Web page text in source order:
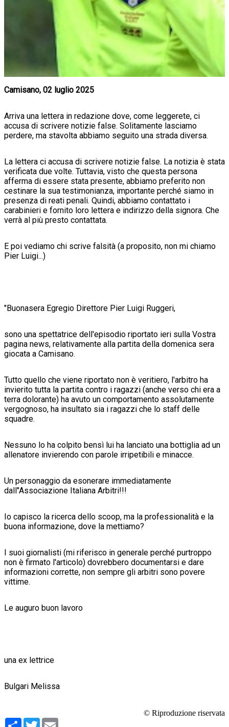
Camisano, 02 luglio 2025
Arriva una lettera in redazione dove, come leggerete, ci
accusa di scrivere notizie false. Solitamente lasciamo
perdere, ma stavolta abbiamo seguito una strada diversa.
La lettera ci accusa di scrivere notizie false. La notizia è stata
verificata due volte. Tuttavia, visto che questa persona
afferma di essere stata presente, abbiamo preferito non
cestinare la sua testimonianza, importante perché siamo in
presenza di reati penali. Quindi, abbiamo contattato i
carabinieri e fornito loro lettera e indirizzo della signora. Che
verrà al più presto contattata.
E poi vediamo chi scrive falsità (a proposito, non mi chiamo
Pier Luigi...)
"Buonasera Egregio Direttore Pier Luigi Ruggeri,
sono una spettatrice dell'episodio riportato ieri sulla Vostra
pagina news, relativamente alla partita della domenica sera
giocata a Camisano.
Tutto quello che viene riportato non è veritiero, l'arbitro ha
invierito tutta la partita contro i ragazzi (anche verso chi era a
terra dolorante) ha avuto un comportamento assolutamente
vergognoso, ha insultato sia i ragazzi che lo staff delle
squadre.
Nessuno lo ha colpito bensì lui ha lanciato una bottiglia ad un
allenatore invierendo con parole irripetibili e minacce.
Un personaggio da esonerare immediatamente
dall"Associazione Italiana Arbitri!!!
Io capisco la ricerca dello scoop, ma la professionalità e la
buona informazione, dove la mettiamo?
I suoi giornalisti (mi riferisco in generale perché purtroppo
non è firmato l'articolo) dovrebbero documentarsi e dare
informazioni corrette, non sempre gli arbitri sono povere
vittime.
Le auguro buon lavoro
una ex lettrice
Bulgari Melissa
© Riproduzione riservata
Condividi
Twitter